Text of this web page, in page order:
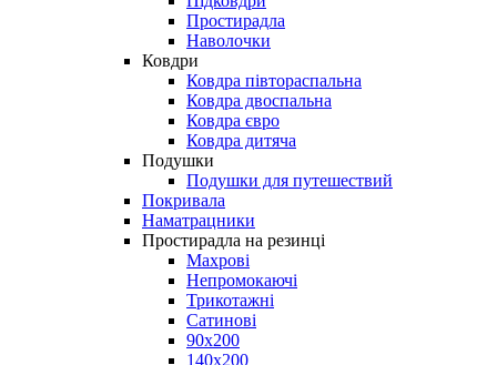
Простирадла
Наволочки
Ковдри
Ковдра півтораспальна
Ковдра двоспальна
Ковдра євро
Ковдра дитяча
Подушки
Подушки для путешествий
Покривала
Наматрацники
Простирадла на резинці
Махрові
Непромокаючі
Трикотажні
Сатинові
90х200
140х200